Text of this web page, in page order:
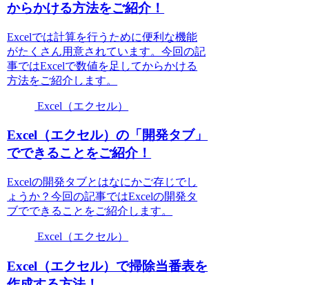
からかける方法をご紹介！
Excelでは計算を行うために便利な機能
がたくさん用意されています。今回の記
事ではExcelで数値を足してからかける
方法をご紹介します。
Excel（エクセル）
Excel（エクセル）の「開発タブ」
でできることをご紹介！
Excelの開発タブとはなにかご存じでし
ょうか？今回の記事ではExcelの開発タ
ブでできることをご紹介します。
Excel（エクセル）
Excel（エクセル）で掃除当番表を